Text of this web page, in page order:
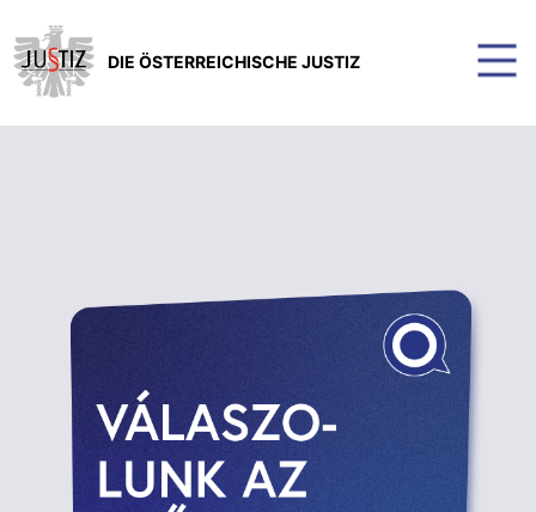
DIE ÖSTERREICHISCHE JUSTIZ